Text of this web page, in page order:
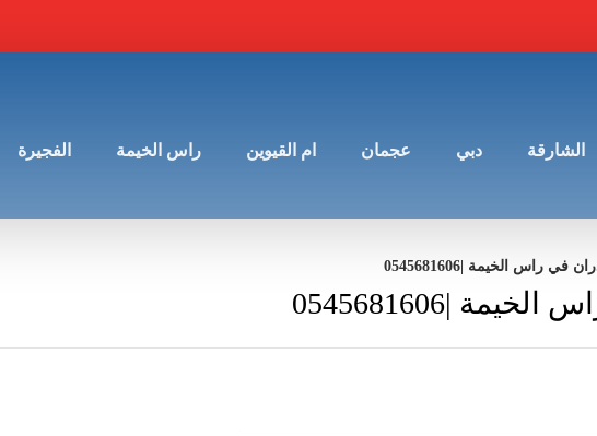
الشارقة دبي عجمان ام القيوين راس الخيمة الفجيرة
الخيمة |0545681606
|0545681606